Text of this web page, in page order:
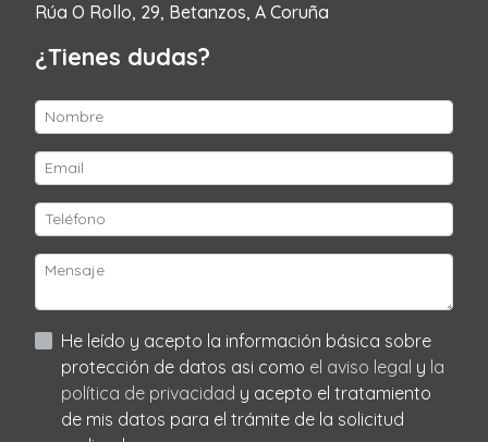
Rúa O Rollo, 29, Betanzos, A Coruña
¿Tienes dudas?
He leído y acepto la información básica sobre
protección de datos asi como el aviso legal y la
política de privacidad y acepto el tratamiento
de mis datos para el trámite de la solicitud